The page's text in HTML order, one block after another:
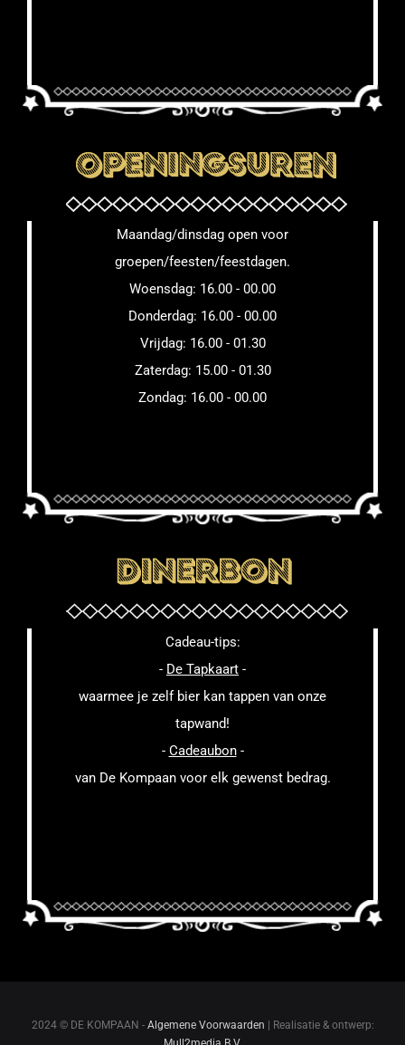
Maandag/dinsdag open voor
groepen/feesten/feestdagen.
Woensdag: 16.00 - 00.00
Donderdag: 16.00 - 00.00
Vrijdag: 16.00 - 01.30
Zaterdag: 15.00 - 01.30
Zondag: 16.00 - 00.00
Cadeau-tips:
- De Tapkaart -
waarmee je zelf bier kan tappen van onze
tapwand!
- Cadeaubon-
van De Kompaan voor elk gewenst bedrag.
2024 © DE KOMPAAN - Algemene Voorwaarden | Realisatie & ontwerp: